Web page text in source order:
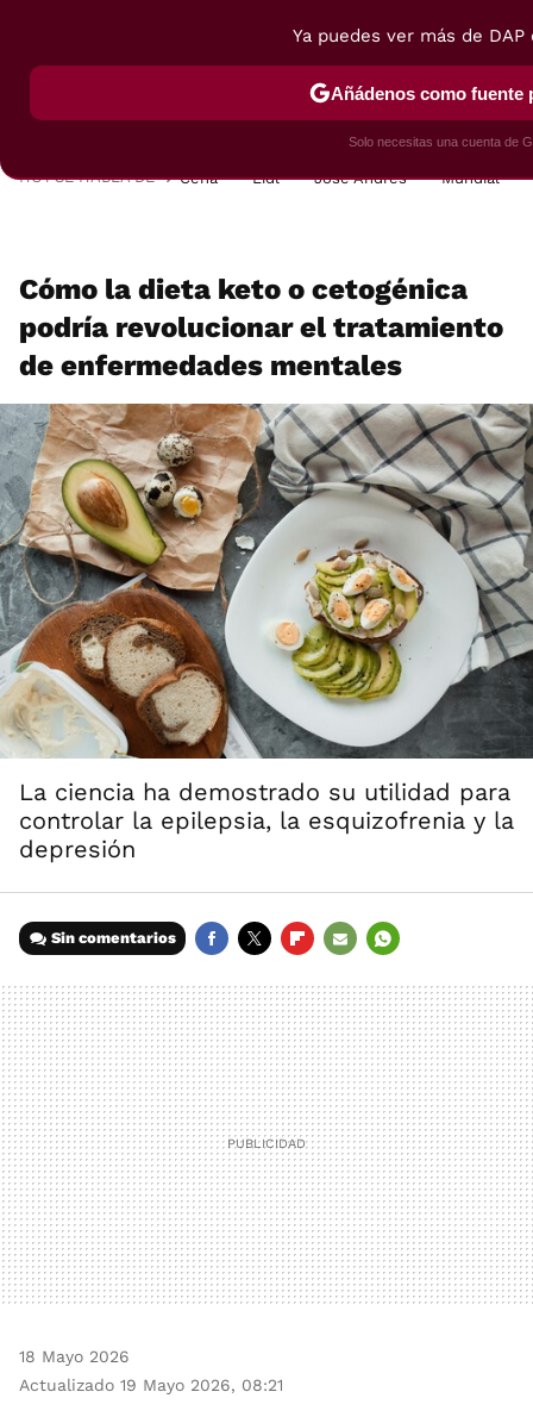
POSTRES VIAJES SELECCIÓN VEGUI
HOY SE HABLA DE Cena Lidl José Andrés Mundial
Cómo la dieta keto o cetogénica
podría revolucionar el tratamiento
de enfermedades mentales
La ciencia ha demostrado su utilidad para
controlar la epilepsia, la esquizofrenia y la
depresión
Sin comentarios
MAIL
18 Mayo 2026
Actualizado 19 Mayo 2026, 08:21
Ya puedes ver más de DAP
Añádenos como fuente
Solo necesitas una cuenta de